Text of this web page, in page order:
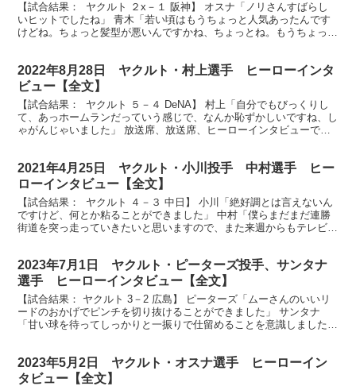
【試合結果： ヤクルト ２x－１ 阪神】 オスナ「ノリさんすばらし
いヒットでしたね」 青木「若い頃はもうちょっと人気あったんです
けどね。ちょっと髪型が悪いんですかね、ちょっとね。もうちょっと
2022年8月28日 ヤクルト・村上選手 ヒーローインタ
ビュー【全文】
【試合結果： ヤクルト ５－４ DeNA】 村上「自分でもびっくりし
て、あっホームランだっていう感じで、なんか恥ずかしいですね、し
ゃがんじゃいました」 放送席、放送席、ヒーローインタビューで
2021年4月25日 ヤクルト・小川投手 中村選手 ヒー
ローインタビュー【全文】
【試合結果： ヤクルト ４－３ 中日】 小川「絶好調とは言えないん
ですけど、何とか粘ることができました」 中村「僕らまだまだ連勝
街道を突っ走っていきたいと思いますので、また来週からもテレビの
2023年7月1日 ヤクルト・ピーターズ投手、サンタナ
選手 ヒーローインタビュー【全文】
【試合結果： ヤクルト 3－2 広島】 ピーターズ「ムーさんのいいリ
ードのおかげでピンチを切り抜けることができました」 サンタナ
「甘い球を待ってしっかりと一振りで仕留めることを意識しました」
2023年5月2日 ヤクルト・オスナ選手 ヒーローイン
タビュー【全文】